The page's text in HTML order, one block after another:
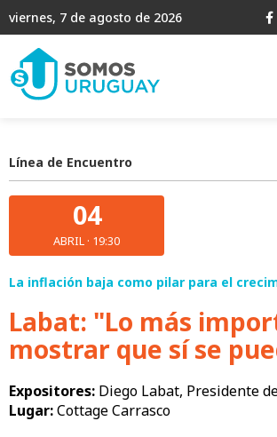
viernes, 7 de agosto de 2026
Línea de Encuentro
04
ABRIL · 19:30
La inflación baja como pilar para el
Labat: "Lo más
mostrar que sí se
Expositores: Diego Labat, Presidente
Lugar:Cottage Carrasco